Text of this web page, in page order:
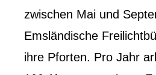
zwischen Mai und
Emsländische
ihre Pforten. Pro Jahr